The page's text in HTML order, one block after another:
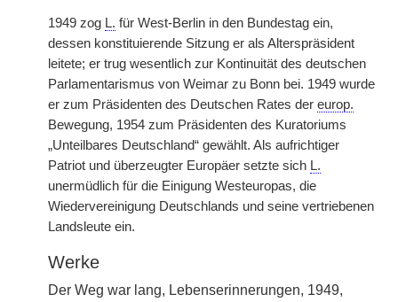
1949 zog L. für West-Berlin in den Bundestag ein,
dessen konstituierende Sitzung er als Alterspräsident
leitete; er trug wesentlich zur Kontinuität des deutschen
Parlamentarismus von Weimar zu Bonn bei. 1949 wurde
er zum Präsidenten des Deutschen Rates der europ.
Bewegung, 1954 zum Präsidenten des Kuratoriums
„Unteilbares Deutschland“ gewählt. Als aufrichtiger
Patriot und überzeugter Europäer setzte sich L.
unermüdlich für die Einigung Westeuropas, die
Wiedervereinigung Deutschlands und seine vertriebenen
Landsleute ein.
Werke
Der Weg war lang, Lebenserinnerungen, 1949,